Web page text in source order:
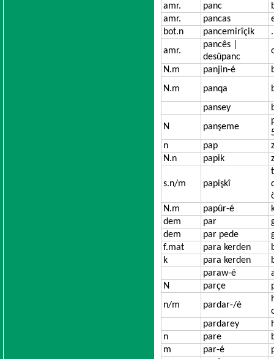
amr.
panc
amr.
pancas
bot.n
pancemirîçik
amr.
pancês |
desûpanc
N.m
panjin-é
N.m
panqa
pansey
N
panşeme
n
pap
N.n
papik
s.n/m papişkî
N.m
papûr-é
dem
par
dem
par pede
f.mat
para kerden
k
para kerden
paraw-é
N
parçe
n/m
pardar-/é
pardarey
n
pare
m
par-é